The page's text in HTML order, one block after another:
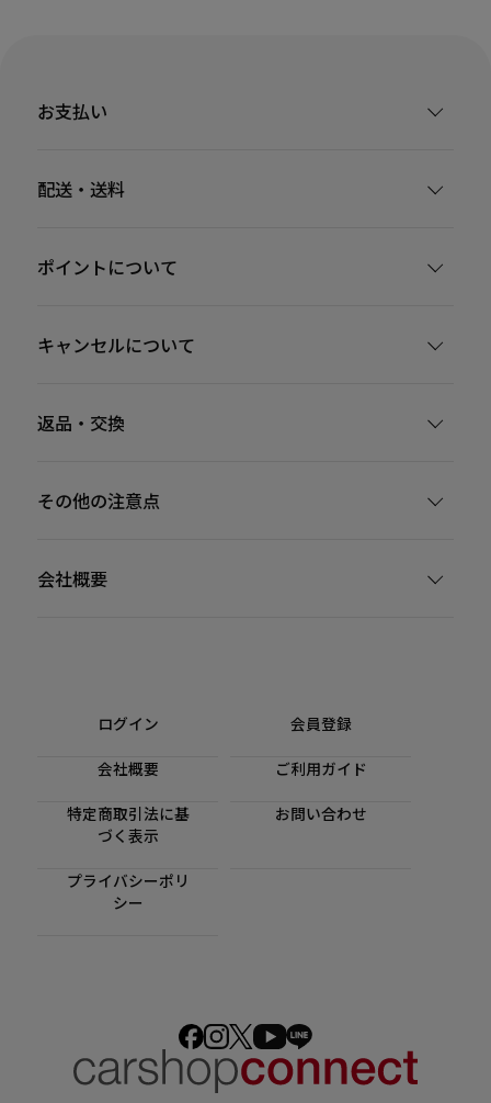
装着ギャラリー
お支払い
配送・送料
ポイントについて
キャンセルについて
返品・交換
その他の注意点
会社概要
ログイン 会員登録
会社概要 ご利用ガイド
特定商取引法に基
づく表示
お問い合わせ
プライバシーポリ
シー